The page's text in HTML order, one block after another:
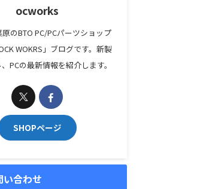
ocworks
のBTO PC/PCパーツショップ
WOKRS」ブログです。新製
PCの最新情報を紹介します。
SHOPページ
い合わせ